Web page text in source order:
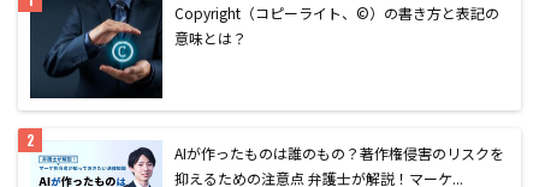
Copyright（コピーライト、©）の書き方と表記の
意味とは？
AIが作ったものは誰のもの？著作権侵害のリスクを
抑えるための注意点 弁護士が解説！マーケ...